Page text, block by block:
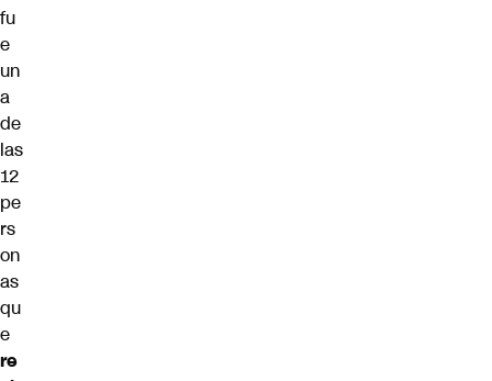
fu
e
un
a
de
las
12
pe
rs
on
as
qu
e
re